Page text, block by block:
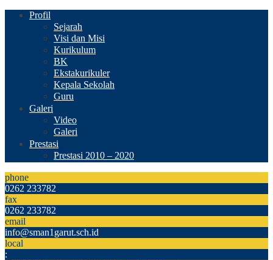
Profil
Sejarah
Visi dan Misi
Kurikulum
BK
Ekstakurikuler
Kepala Sekolah
Guru
Galeri
Video
Galeri
Prestasi
Prestasi 2010 – 2020
phone
0262 233782
fax
0262 233782
email
info@sman1garut.sch.id
local
: